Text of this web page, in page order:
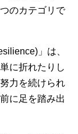
のカテゴリで
」は、
に折れたりし
力を続けられ
に足を踏み出